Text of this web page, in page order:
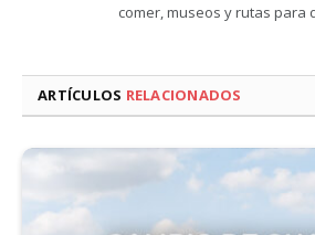
comer, museos y rutas para
ARTÍCULOS RELACIONADOS